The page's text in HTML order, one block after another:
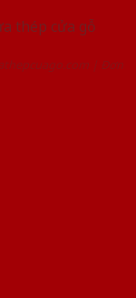
thép cửa gỗ
| Đơn